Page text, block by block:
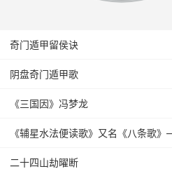
奇门遁甲留侯诀
阴盘奇门遁甲歌
《三国因》冯梦龙
《辅星水法便读歌》又名《八条歌
二十四山劫曜断